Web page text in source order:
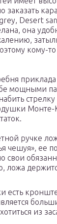
Desert
она
кому-
мощными
ручке
чешуя», ее
свои
ложа
есть
из